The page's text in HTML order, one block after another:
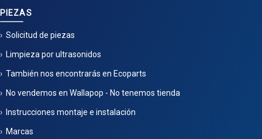
PIEZAS
Solicitud de piezas
Limpieza por ultrasonidos
También nos encontrarás en Ecoparts
No vendemos en Wallapop - No tenemos tienda
Instrucciones montaje e instalación
Marcas